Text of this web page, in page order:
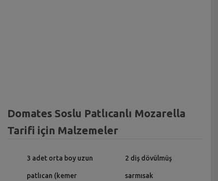
Domates Soslu Patlıcanlı Mozarella
Tarifi için Malzemeler
3 adet orta boy uzun
patlıcan (kemer
2 diş dövülmüş
sarmısak